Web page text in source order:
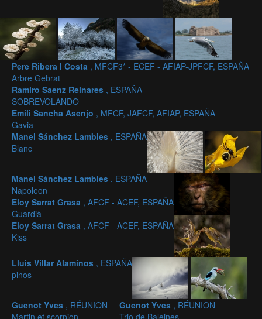
Pere Ribera I Costa , MFCF3* - ECEF - AFIAP-JPFCF, ESPAÑA
Arbre Gebrat
Ramiro Saenz Reinares , ESPAÑA
SOBREVOLANDO
Emili Sancha Asenjo , MFCF, JAFCF, AFIAP, ESPAÑA
Gavia
Manel Sánchez Lambies , ESPAÑA
Blanc
Manel Sánchez Lambies , ESPAÑA
Napoleon
Eloy Sarrat Grasa , AFCF - ACEF, ESPAÑA
Guardià
Eloy Sarrat Grasa , AFCF - ACEF, ESPAÑA
Kiss
Lluis Villar Alaminos , ESPAÑA
pinos
Guenot Yves , RÉUNION
Martin et scorpion
Guenot Yves , RÉUNION
Trio de Baleines